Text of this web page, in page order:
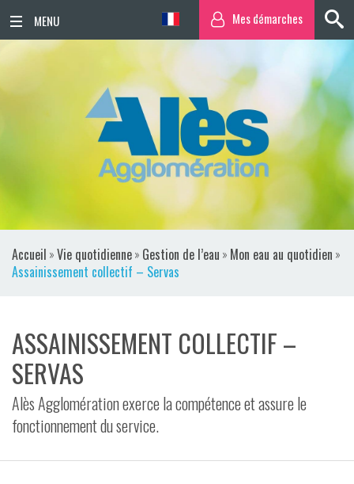
ACTUALITÉS
AGENDA
TERRITOIRE
VIE QUOTIDIENNE
SORTIR / BOUGER
ESPACE PRESSE
CONTACT
Mes démarches
Accueil »Vie quotidienne» Gestion de l’eau » Mon eau au quotidien »
Assainissement collectif – Servas
ASSAINISSEMENT COLLECTIF –
SERVAS
Alès Agglomération exerce la compétence et assure le
fonctionnement du service.